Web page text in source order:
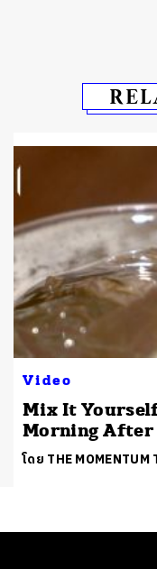
Video
Mix It
Morning After
โดย THE MOMENTUM